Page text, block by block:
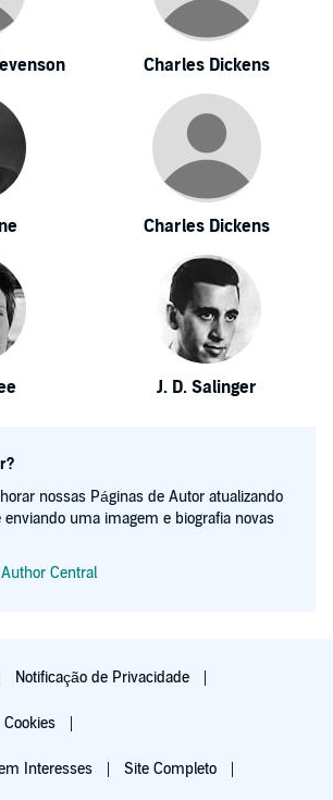
Charles Dickens
Charles Dickens
J. D. Salinger
nossas Páginas de Autor atualizando
enviando uma imagem e biografia novas
Central
Notificação de Privacidade
Cookies
Interesses Site Completo